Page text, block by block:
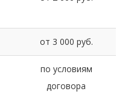
от 3 000 руб.
по условиям
договора